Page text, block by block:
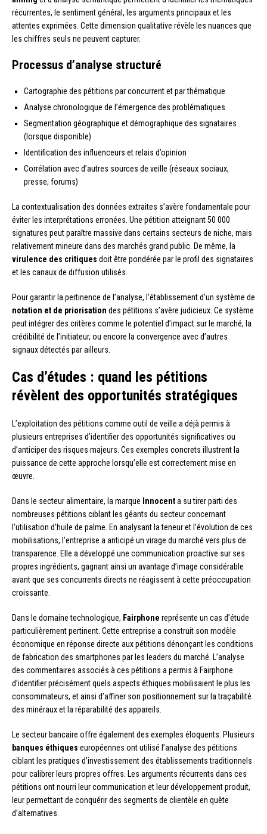
récurrentes, le sentiment général, les arguments principaux et les
attentes exprimées. Cette dimension qualitative révèle les nuances que
les chiffres seuls ne peuvent capturer.
Processus d’analyse structuré
Cartographie des pétitions par concurrent et par thématique
Analyse chronologique de l’émergence des problématiques
Segmentation géographique et démographique des signataires
(lorsque disponible)
Identification des influenceurs et relais d’opinion
Corrélation avec d’autres sources de veille (réseaux sociaux,
presse, forums)
La contextualisation des données extraites s’avère fondamentale pour
éviter les interprétations erronées. Une pétition atteignant 50 000
signatures peut paraître massive dans certains secteurs de niche, mais
relativement mineure dans des marchés grand public. De même, la
virulence des critiques doit être pondérée par le profil des signataires
et les canaux de diffusion utilisés.
Pour garantir la pertinence de l’analyse, l’établissement d’un système de
notation et de priorisation des pétitions s’avère judicieux. Ce système
peut intégrer des critères comme le potentiel d’impact sur le marché, la
crédibilité de l’initiateur, ou encore la convergence avec d’autres
signaux détectés par ailleurs.
Cas d’études : quand les pétitions
révèlent des opportunités stratégiques
L’exploitation des pétitions comme outil de veille a déjà permis à
plusieurs entreprises d’identifier des opportunités significatives ou
d’anticiper des risques majeurs. Ces exemples concrets illustrent la
puissance de cette approche lorsqu’elle est correctement mise en
œuvre.
Dans le secteur alimentaire, la marque Innocenta su tirer parti des
nombreuses pétitions ciblant les géants du secteur concernant
l’utilisation d’huile de palme. En analysant la teneur et l’évolution de ces
mobilisations, l’entreprise a anticipé un virage du marché vers plus de
transparence. Elle a développé une communication proactive sur ses
propres ingrédients, gagnant ainsi un avantage d’image considérable
avant que ses concurrents directs ne réagissent à cette préoccupation
croissante.
Dans le domaine technologique, Fairphone représente un cas d’étude
particulièrement pertinent. Cette entreprise a construit son modèle
économique en réponse directe aux pétitions dénonçant les conditions
de fabrication des smartphones par les leaders du marché. L’analyse
des commentaires associés à ces pétitions a permis à Fairphone
d’identifier précisément quels aspects éthiques mobilisaient le plus les
consommateurs, et ainsi d’affiner son positionnement sur la traçabilité
des minéraux et la réparabilité des appareils.
Le secteur bancaire offre également des exemples éloquents. Plusieurs
banques éthiques européennes ont utilisé l’analyse des pétitions
ciblant les pratiques d’investissement des établissements traditionnels
pour calibrer leurs propres offres. Les arguments récurrents dans ces
pétitions ont nourri leur communication et leur développement produit,
leur permettant de conquérir des segments de clientèle en quête
d’alternatives.